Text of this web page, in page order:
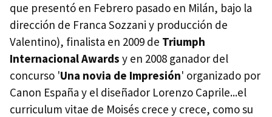
que presentó en Febrero pasado en Milán, bajo la
dirección de Franca Sozzani y producción de
Valentino), finalista en 2009 de Triumph
Internacional Awards y en 2008 ganador del
concurso 'Una novia de Impresión' organizado por
Canon España y el diseñador Lorenzo Caprile...el
curriculum vitae de Moisés crece y crece, como su